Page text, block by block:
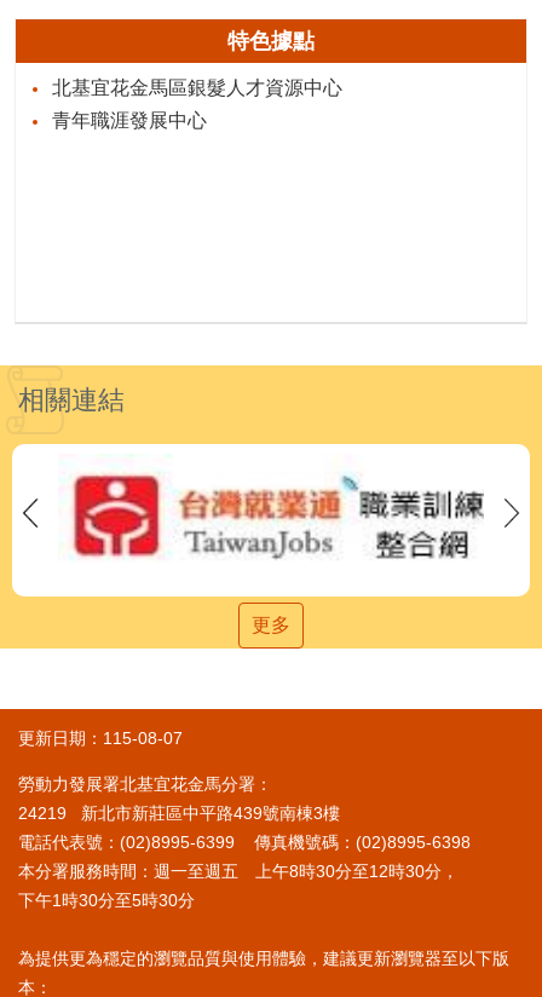
特色據點
北基宜花金馬區銀髮人才資源中心
青年職涯發展中心
相關連結
更多
更新日期：115-08-07
勞動力發展署北基宜花金馬分署：
24219 新北市新莊區中平路439號南棟3樓
電話代表號：(02)8995-6399 傳真機號碼：(02)8995-6398
本分署服務時間：週一至週五 上午8時30分至12時30分，
下午1時30分至5時30分
為提供更為穩定的瀏覽品質與使用體驗，建議更新瀏覽器至以下版
本：